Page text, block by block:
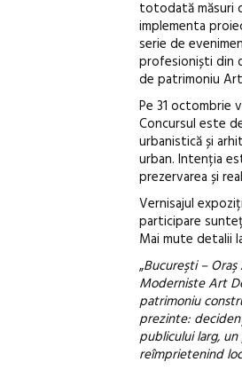
totodată măsuri
implementa
serie de
profesioniști din
de patrimoniu
Pe 31 octombrie
Concursul este
urbanistică și
urban. Intenția
prezervarea și
Vernisajul
participare
Mai mute detalii
„Bucureşti –
Moderniste Art
patrimoniu
prezinte:
publicului larg,
reîmprietenind